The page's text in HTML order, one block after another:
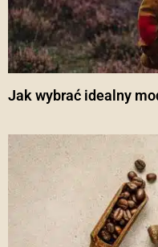
Jak wybrać idealny